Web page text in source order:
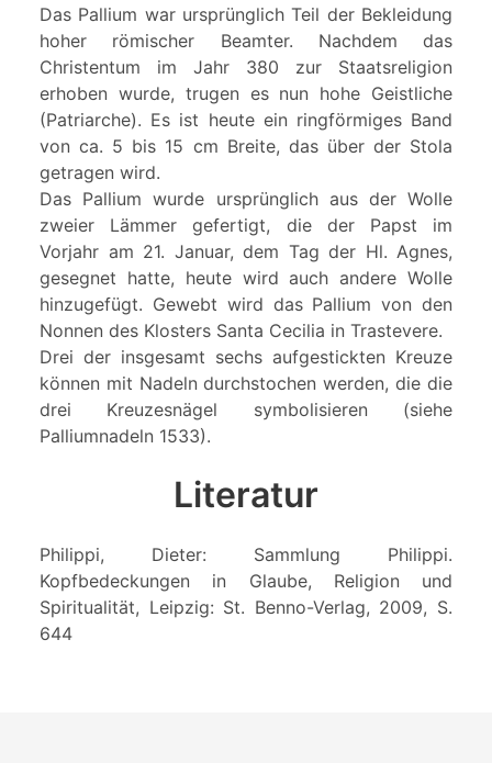
Das Pallium war ursprünglich Teil der Bekleidung
hoher römischer Beamter. Nachdem das
Christentum im Jahr 380 zur Staatsreligion
erhoben wurde, trugen es nun hohe Geistliche
(Patriarche). Es ist heute ein ringförmiges Band
von ca. 5 bis 15 cm Breite, das über der Stola
getragen wird.
Das Pallium wurde ursprünglich aus der Wolle
zweier Lämmer gefertigt, die der Papst im
Vorjahr am 21. Januar, dem Tag der Hl. Agnes,
gesegnet hatte, heute wird auch andere Wolle
hinzugefügt. Gewebt wird das Pallium von den
Nonnen des Klosters Santa Cecilia in Trastevere.
Drei der insgesamt sechs aufgestickten Kreuze
können mit Nadeln durchstochen werden, die die
drei Kreuzesnägel symbolisieren (siehe
Palliumnadeln 1533).
Literatur
Philippi, Dieter: Sammlung Philippi.
Kopfbedeckungen in Glaube, Religion und
Spiritualität, Leipzig: St. Benno-Verlag, 2009, S.
644